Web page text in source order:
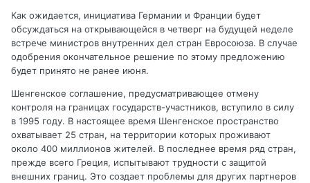
Как ожидается, инициатива Германии и Франции будет
обсуждаться на открывающейся в четверг на будущей неделе
встрече министров внутренних дел стран Евросоюза. В случае
одобрения окончательное решение по этому предложению
будет принято не ранее июня.
Шенгенское соглашение, предусматривающее отмену
контроля на границах государств-участников, вступило в силу
в 1995 году. В настоящее время Шенгенское пространство
охватывает 25 стран, на территории которых проживают
около 400 миллионов жителей. В последнее время ряд стран,
прежде всего Греция, испытывают трудности с защитой
внешних границ. Это создает проблемы для других партнеров